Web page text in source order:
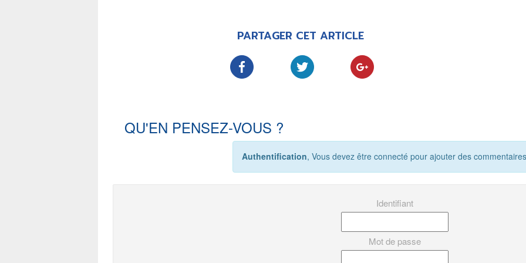
PARTAGER CET ARTICLE
QU'EN PENSEZ-VOUS ?
Authentification, Vous devez être connecté pour ajouter des
Identifiant
Mot de passe